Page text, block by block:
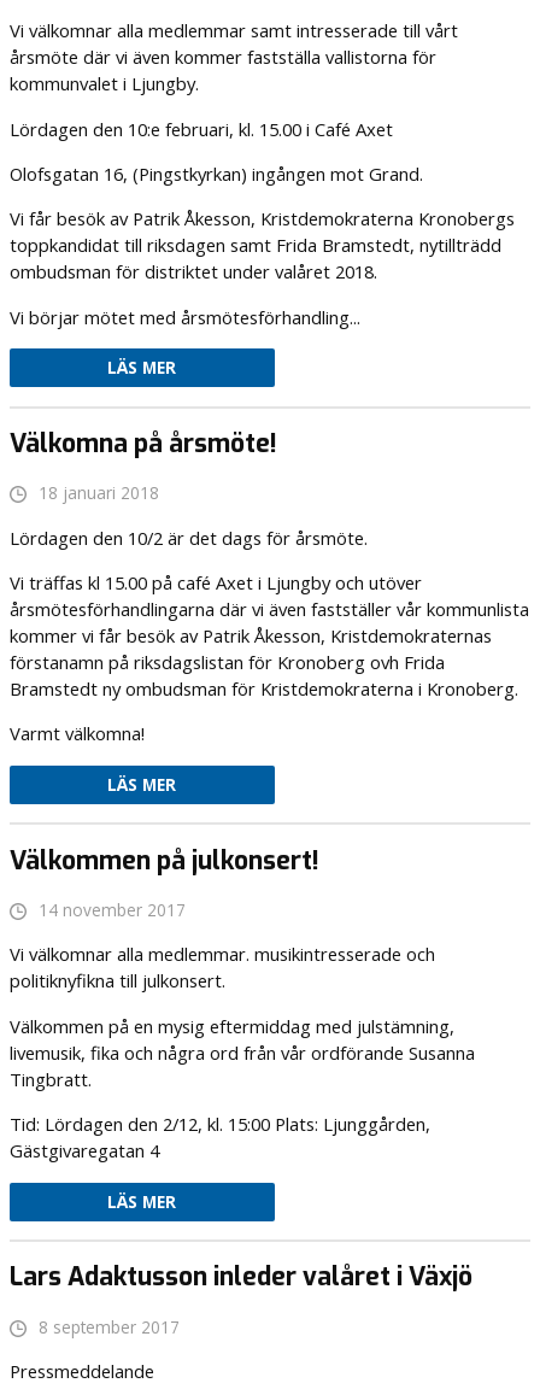
Vi välkomnar alla medlemmar samt intresserade till vårt
årsmöte där vi även kommer fastställa vallistorna för
kommunvalet i Ljungby.
Lördagen den 10:e februari, kl. 15.00 i Café Axet
Olofsgatan 16, (Pingstkyrkan) ingången mot Grand.
Vi får besök av Patrik Åkesson, Kristdemokraterna Kronobergs
toppkandidat till riksdagen samt Frida Bramstedt, nytillträdd
ombudsman för distriktet under valåret 2018.
Vi börjar mötet med årsmötesförhandling...
LÄS MER
Välkomna på årsmöte!
18 januari 2018
Lördagen den 10/2 är det dags för årsmöte.
Vi träffas kl 15.00 på café Axet i Ljungby och utöver
årsmötesförhandlingarna där vi även fastställer vår kommunlista
kommer vi får besök av Patrik Åkesson, Kristdemokraternas
förstanamn på riksdagslistan för Kronoberg ovh Frida
Bramstedt ny ombudsman för Kristdemokraterna i Kronoberg.
Varmt välkomna!
LÄS MER
Välkommen på julkonsert!
14 november 2017
Vi välkomnar alla medlemmar. musikintresserade och
politiknyfikna till julkonsert.
Välkommen på en mysig eftermiddag med julstämning,
livemusik, fika och några ord från vår ordförande Susanna
Tingbratt.
Tid: Lördagen den 2/12, kl. 15:00 Plats: Ljunggården,
Gästgivaregatan 4
LÄS MER
Lars Adaktusson inleder valåret i Växjö
8 september 2017
Pressmeddelande